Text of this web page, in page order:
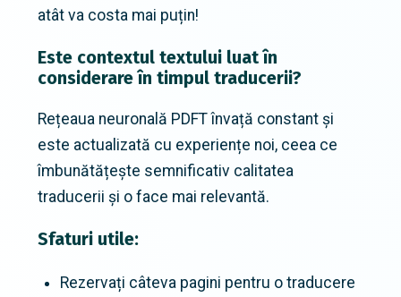
atât va costa mai puțin!
Este contextul textului luat în
considerare în timpul traducerii?
Rețeaua neuronală PDFT învață constant și
este actualizată cu experiențe noi, ceea ce
îmbunătățește semnificativ calitatea
traducerii și o face mai relevantă.
Sfaturi utile:
Rezervați câteva pagini pentru o traducere